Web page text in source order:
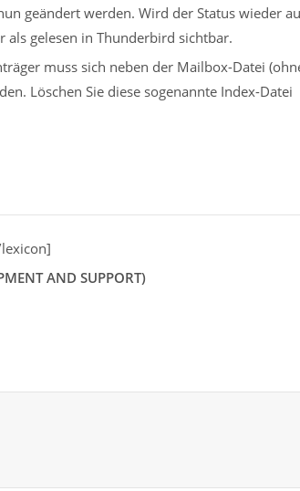
geändert werden. Wird der Status wieder
als gelesen in Thunderbird sichtbar.
muss sich neben der Mailbox-Datei
Löschen Sie diese sogenannte Index-Datei
AND SUPPORT)